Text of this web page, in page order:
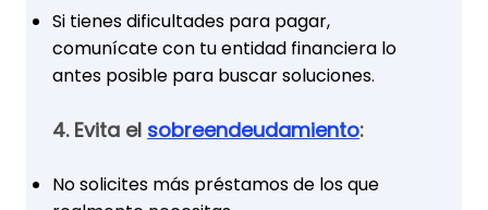
Si tienes dificultades para pagar,
comunícate con tu entidad financiera lo
antes posible para buscar soluciones.
4. Evita el sobreendeudamiento:
No solicites más préstamos de los que